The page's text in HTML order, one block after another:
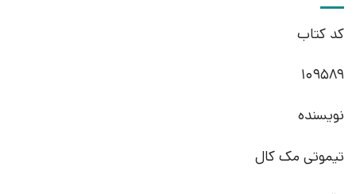
کد کتاب
109589
نویسنده
تیموتی مک کال